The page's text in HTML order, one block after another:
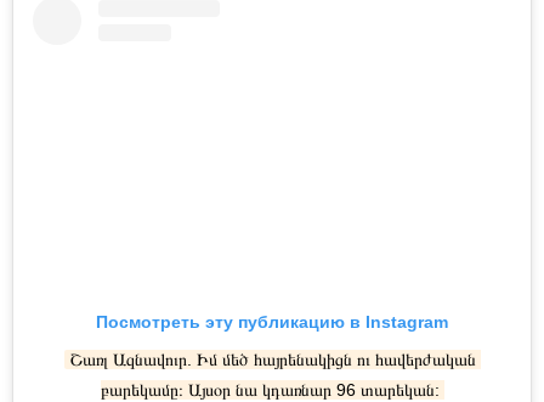
Посмотреть эту публикацию в Instagram
Շառլ Ազնավուր. Իմ մեծ հայրենակիցն ու հավերժական
բարեկամը։ Այսօր նա կդառնար 96 տարեկան: